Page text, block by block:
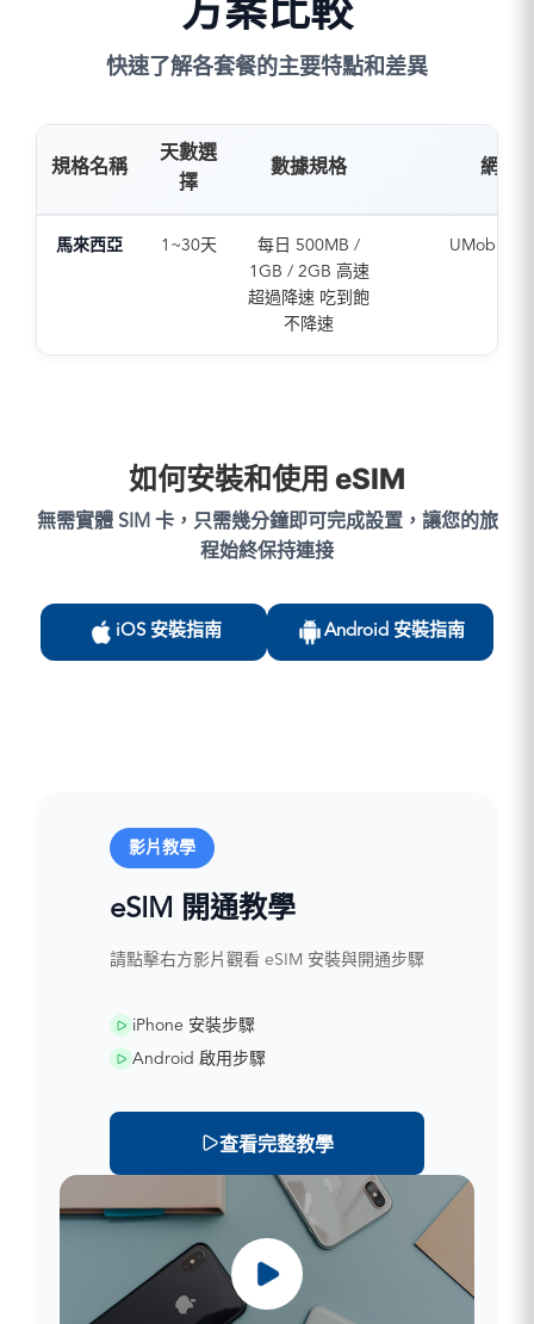
快速了解各套餐的主要特點和差異
規格名稱
天數選
擇
數據規格 網路
馬來西亞 1~30天
每日 500MB /
1GB / 2GB 高速
超過降速 吃到飽
不降速
UMobile
如何安裝和使用 eSIM
無需實體 SIM 卡，只需幾分鐘即可完成設置，讓您的旅
程始終保持連接
iOS 安裝指南 Android 安裝指南
影片教學
eSIM 開通教學
請點擊右方影片觀看 eSIM 安裝與開通步驟
iPhone 安裝步驟
Android 啟用步驟
查看完整教學